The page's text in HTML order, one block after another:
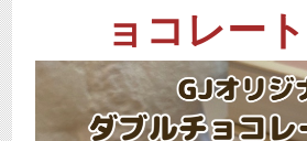
ョコレー